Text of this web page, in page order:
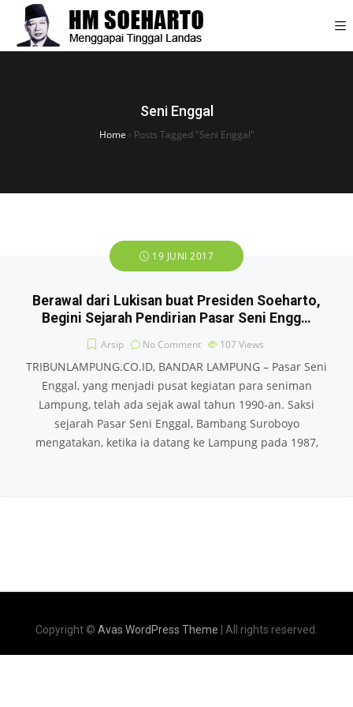
Seni Enggal
Home › Posts Tagged "Seni Enggal"
19 JUNI 2017
Berawal dari Lukisan buat Presiden Soeharto,
Begini Sejarah Pendirian Pasar Seni Engg…
Arsip No Comment 107 Views
TRIBUNLAMPUNG.CO.ID, BANDAR LAMPUNG – Pasar Seni
Enggal, yang menjadi pusat kegiatan para seniman
Lampung, telah ada sejak awal tahun 1990-an. Saksi
sejarah Pasar Seni Enggal, Bambang Suroboyo
mengatakan, ketika ia datang ke Lampung pada 1987,
Copyright © Avas WordPress Theme | All rights reserved.